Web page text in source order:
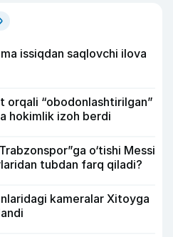
issiqdan saqlovchi ilova
orqali “obodonlashtirilgan”
hokimlik izoh berdi
o‘tishi Messi
tubdan farq qiladi?
kameralar Xitoyga